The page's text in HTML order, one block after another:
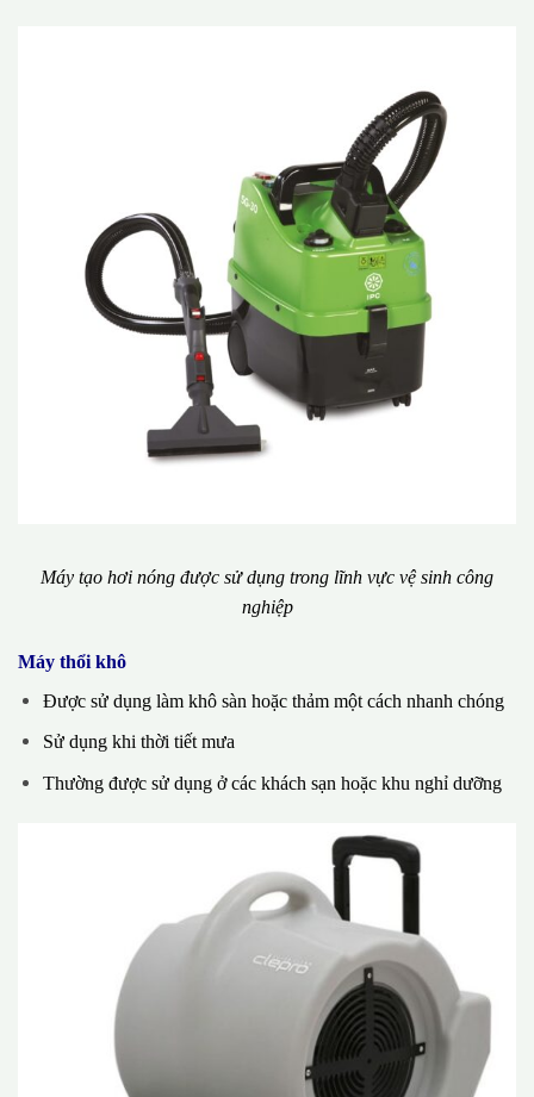
Máy tạo hơi nóng được sử dụng trong lĩnh vực vệ sinh công
nghiệp
Máy thổi khô
Được sử dụng làm khô sàn hoặc thảm một cách nhanh chóng
Sử dụng khi thời tiết mưa
Thường được sử dụng ở các khách sạn hoặc khu nghỉ dưỡng